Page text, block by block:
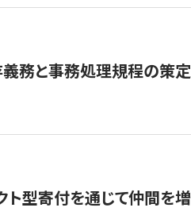
務と事務処理規程の策
ト型寄付を通じて仲間